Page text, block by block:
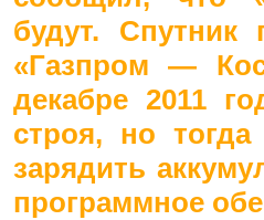
будут. Спутник
«Газпром —
декабре 2011
строя, но
зарядить
программное